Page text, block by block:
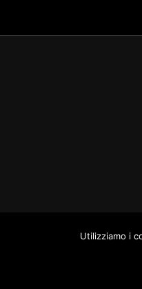
Utilizziamo i